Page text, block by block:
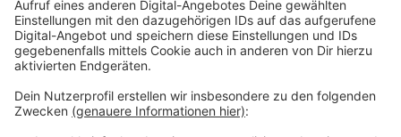
Zeugen des Vorfalls sollen sich bei der Polizei melden.
Anzeige